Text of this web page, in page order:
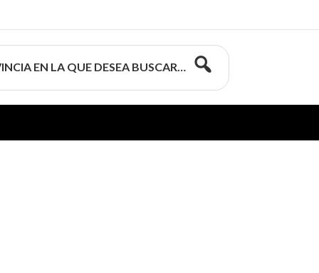
EN LA QUE DESEA BUSCAR…